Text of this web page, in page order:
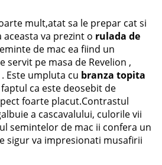
mult,atat sa le prepar cat si
aceasta va prezint o rulada de
de mac ea fiind un
servit pe masa de Revelion ,
Este umpluta cu branza topita
ca este deosebit de
foarte placut.Contrastul
a cascavalului, culorile vii
semintelor de mac ii confera un
sigur va impresionati musafirii